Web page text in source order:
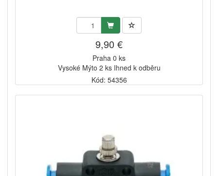
9,90 €
Praha 0 ks
Vysoké Mýto 2 ks Ihned k odběru
Kód: 54356